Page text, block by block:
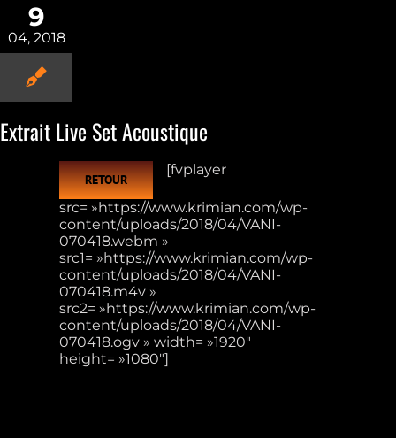
9
04, 2018
Extrait Live Set Acoustique
RETOUR
[fvplayer
src= »https://www.krimian.com/wp-
content/uploads/2018/04/VANI-
070418.webm »
src1= »https://www.krimian.com/wp-
content/uploads/2018/04/VANI-
070418.m4v »
src2= »https://www.krimian.com/wp-
content/uploads/2018/04/VANI-
070418.ogv » width= »1920″
height= »1080″]